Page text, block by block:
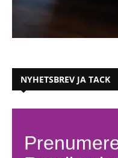
NYHETSBREV JA TACK